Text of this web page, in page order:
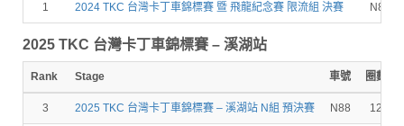
1 2024 TKC 台灣卡丁車錦標賽 暨 飛龍紀念賽 限流組 決賽 N88
2025 TKC 台灣卡丁車錦標賽 – 溪湖站
Rank Stage 車號 圈數
3 2025 TKC 台灣卡丁車錦標賽 – 溪湖站 N組 預決賽 N88 12